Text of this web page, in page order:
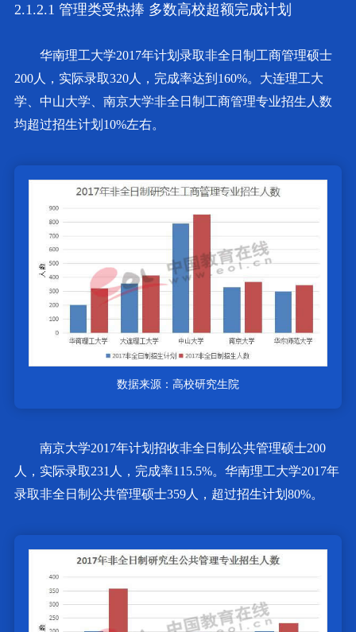
2.1.2.1 管理类受热捧 多数高校超额完成计划
华南理工大学2017年计划录取非全日制工商管理硕士
200人，实际录取320人，完成率达到160%。大连理工大
学、中山大学、南京大学非全日制工商管理专业招生人数
均超过招生计划10%左右。
数据来源：高校研究生院
南京大学2017年计划招收非全日制公共管理硕士200
人，实际录取231人，完成率115.5%。华南理工大学2017年
录取非全日制公共管理硕士359人，超过招生计划80%。